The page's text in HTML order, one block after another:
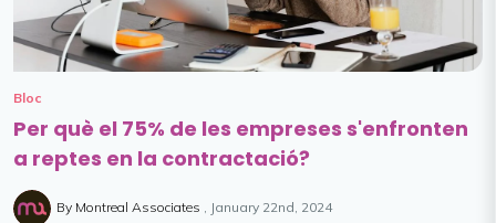
Bloc
Per què el 75% de les empreses s'enfronten
a reptes en la contractació?
By Montreal Associates January 22nd, 2024